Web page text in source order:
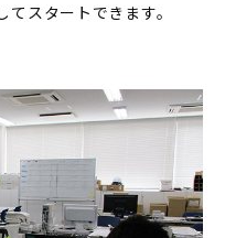
スタートできます。